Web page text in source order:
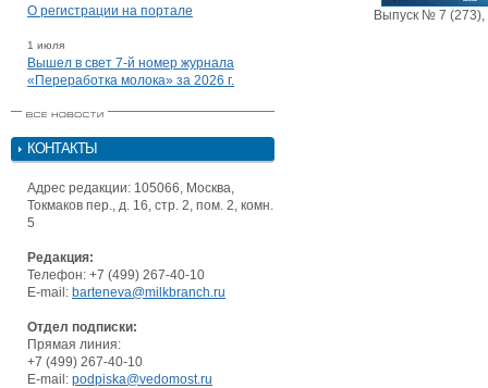
О регистрации на портале
1 июля
Вышел в свет 7-й номер журнала
«Переработка молока» за 2026 г.
КОНТАКТЫ
Адрес редакции: 105066, Москва,
Токмаков пер., д. 16, стр. 2, пом. 2, комн.
5
Редакция:
Телефон: +7 (499) 267-40-10
E-mail: barteneva@milkbranch.ru
Отдел подписки:
Прямая линия:
+7 (499) 267-40-10
E-mail: podpiska@vedomost.ru
Выпуск № 7 (273),